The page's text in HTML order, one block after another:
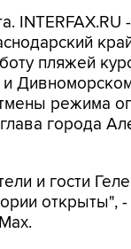
INTERFAX.RU
пляжей
режима
города
и гости
открыты", -